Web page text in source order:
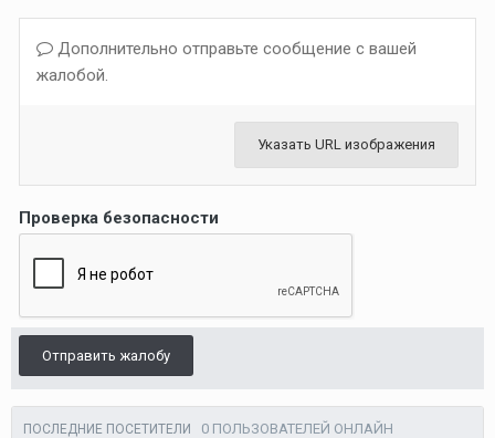
Дополнительно отправьте сообщение с вашей
жалобой.
Указать URL изображения
Проверка безопасности
Отправить жалобу
ПОСЛЕДНИЕ ПОСЕТИТЕЛИ 0 ПОЛЬЗОВАТЕЛЕЙ ОНЛАЙН